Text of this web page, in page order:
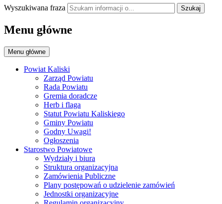
Wyszukiwana fraza Szukaj
Menu główne
Menu główne
Powiat Kaliski
Zarząd Powiatu
Rada Powiatu
Gremia doradcze
Herb i flaga
Statut Powiatu Kaliskiego
Gminy Powiatu
Godny Uwagi!
Ogłoszenia
Starostwo Powiatowe
Wydziały i biura
Struktura organizacyjna
Zamówienia Publiczne
Plany postępowań o udzielenie zamówień
Jednostki organizacyjne